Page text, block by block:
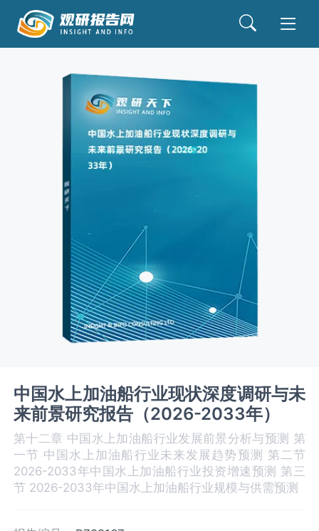
中国水上加油船行业现状深度调研与未
来前景研究报告（2026-2033年）
第十二章 中国水上加油船‌‌‌行业发展前景分析与预测 第
一节 中国水上加油船‌‌‌行业未来发展趋势预测 第二节
2026-2033年中国水上加油船行业投资增速预测 第三
节 2026-2033年中国水上加油船‌‌‌行业规模与供需预测